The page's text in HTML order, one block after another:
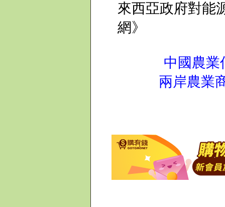
來西亞政府對能
網》
中國農業
兩岸農業